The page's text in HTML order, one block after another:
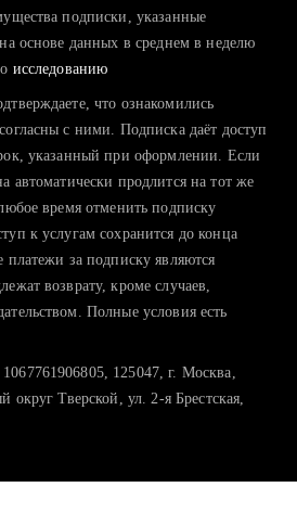
на поиск и вручную поднимаете
с конкурентами и оценить шансы
подписки, указанные
основе данных в среднем в неделю
исследованию
что ознакомились
с ними. Подписка даёт доступ
указанный при оформлении. Если
автоматически продлится на тот же
время отменить подписку
к услугам сохранится до конца
платежи за подписку являются
возврату, кроме случаев,
Полные условия есть
125047, г. Москва,
Тверской, ул. 2-я Брестская,